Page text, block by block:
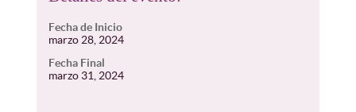
Fecha de Inicio
marzo 28, 2024
Fecha Final
marzo 31, 2024